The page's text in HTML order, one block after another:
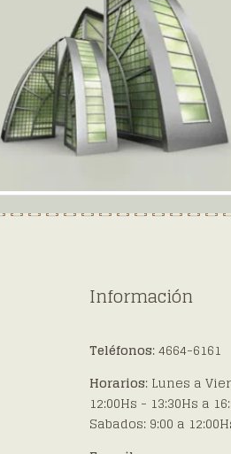
Información
Teléfonos: 4664-6161
Horarios: Lunes a
12:00Hs - 13:30Hs a
Sabados: 9:00 a